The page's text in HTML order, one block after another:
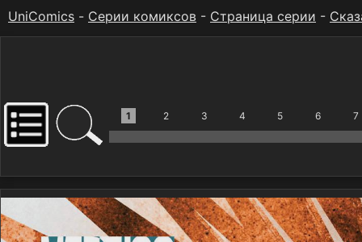
UniComics - Серии комиксов - Страница серии -
1 2 3 4 5 6 7